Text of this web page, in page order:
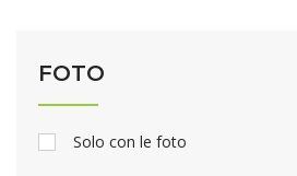
FOTO
Solo con le foto